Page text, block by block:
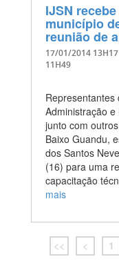
IJSN
município
reunião de
17/01/2014 13H17
11H49
Representantes
Administração
junto com
Baixo Guandu,
dos Santos
(16) para uma
capacitação
mais
<< < 1